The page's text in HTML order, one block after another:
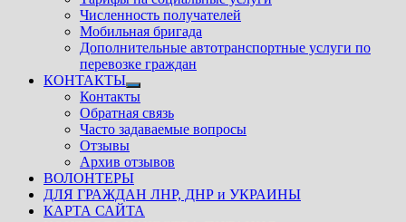
Численность получателей
Мобильная бригада
Дополнительные автотранспортные услуги по
перевозке граждан
КОНТАКТЫ
Показать
подменю
Контакты
Обратная связь
Часто задаваемые вопросы
Отзывы
Архив отзывов
ВОЛОНТЕРЫ
ДЛЯ ГРАЖДАН ЛНР, ДНР и УКРАИНЫ
КАРТА САЙТА